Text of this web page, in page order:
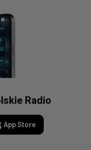
Radio
App Store